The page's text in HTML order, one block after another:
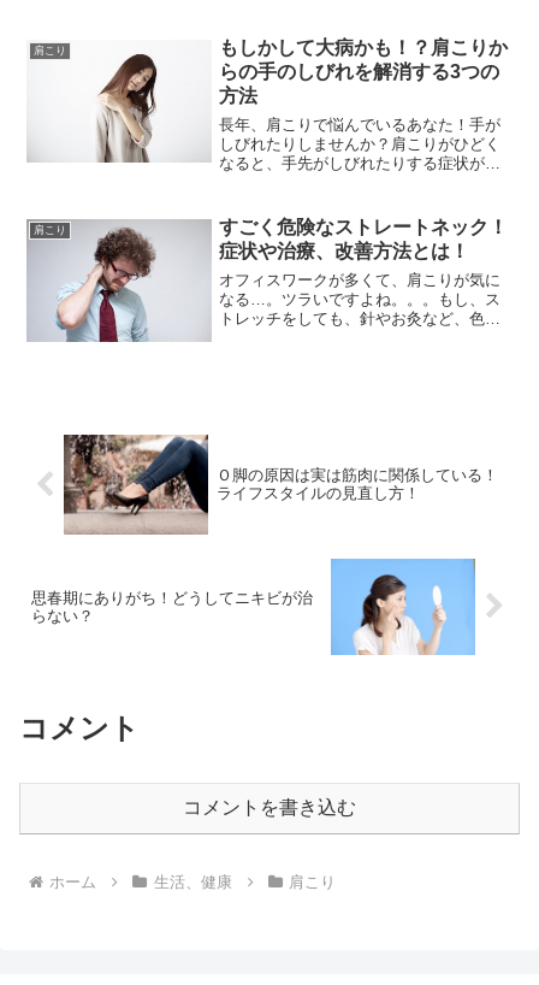
痛が起こるケースもあるのだとか。たん
なる頭痛と片づける前に、い...
肩こり
もしかして大病かも！？肩こりか
らの手のしびれを解消する3つの
方法
長年、肩こりで悩んでいるあなた！手が
しびれたりしませんか？肩こりがひどく
なると、手先がしびれたりする症状がで
ゃありませんよね！そこで今回は、肩こ
りからくる手のしびれを解消...
肩こり
すごく危険なストレートネック！
症状や治療、改善方法とは！
オフィスワークが多くて、肩こりが気に
なる…。ツラいですよね。。。もし、ス
トレッチをしても、針やお灸など、色々
Ｏ脚の原因は実は筋肉に関係している！
ライフスタイルの見直し方！
思春期にありがち！どうしてニキビが治
らない？
コメント
コメントを書き込む
ホーム 生活、健康 肩こり